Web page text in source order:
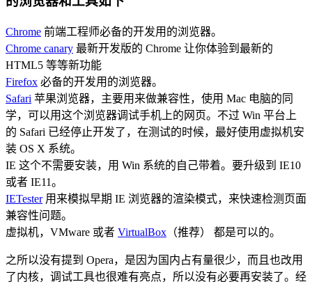
Chrome 前端工程师必备的开发用的浏览器。
Chrome canary 最新开发版的 Chrome 让你体验到最新的
HTML5 等等新功能
Firefox 必备的开发用的浏览器。
Safari 苹果浏览器，主要用来做兼容性，使用 Mac 电脑的同
学，可以用这个浏览器调试手机上的网页。不过 Win 平台上
的 Safari 已经停止开发了，在测试的时候，最好使用虚拟机安
装 OS X 系统。
IE 这个不需要安装，用 Win 系统的自己带着。要升级到 IE10
或者 IE11。
IETester用来模拟早期 IE 浏览器的渲染模式，来快速检测页面
兼容性问题。
虚拟机，VMware 或者 VirtualBox （推荐） 都是可以的。
之所以没有提到 Opera，是因为国内占有量很少，而且也改用
了内核，调试工具也很难有亮点，所以没有必要再安装了。经